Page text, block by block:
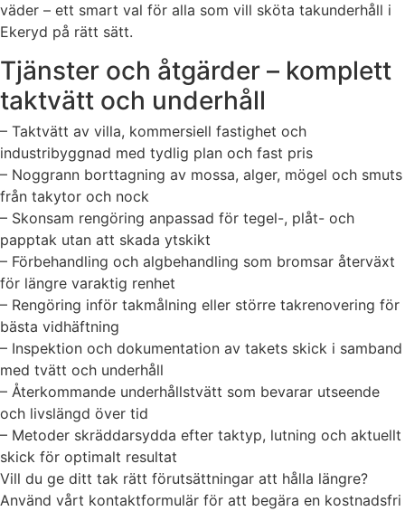
väder – ett smart val för alla som vill sköta takunderhåll i
Ekeryd på rätt sätt.
Tjänster och åtgärder – komplett
taktvätt och underhåll
– Taktvätt av villa, kommersiell fastighet och
industribyggnad med tydlig plan och fast pris
– Noggrann borttagning av mossa, alger, mögel och smuts
från takytor och nock
– Skonsam rengöring anpassad för tegel-, plåt- och
papptak utan att skada ytskikt
– Förbehandling och algbehandling som bromsar återväxt
för längre varaktig renhet
– Rengöring inför takmålning eller större takrenovering för
bästa vidhäftning
– Inspektion och dokumentation av takets skick i samband
med tvätt och underhåll
– Återkommande underhållstvätt som bevarar utseende
och livslängd över tid
– Metoder skräddarsydda efter taktyp, lutning och aktuellt
skick för optimalt resultat
Vill du ge ditt tak rätt förutsättningar att hålla längre?
Använd vårt kontaktformulär för att begära en kostnadsfri